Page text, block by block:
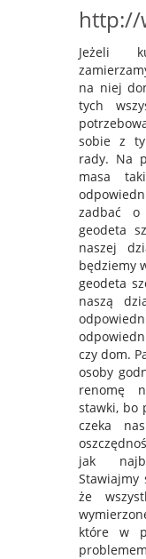
http://
Jeżeli
na niej
tych
sobie z
rady. Na
masa
zadbać
geodeta
naszej
będziemy
geodeta
naszą
czy dom.
osoby
renomę
stawki, bo
czeka
jak
Stawiajmy
że
które w